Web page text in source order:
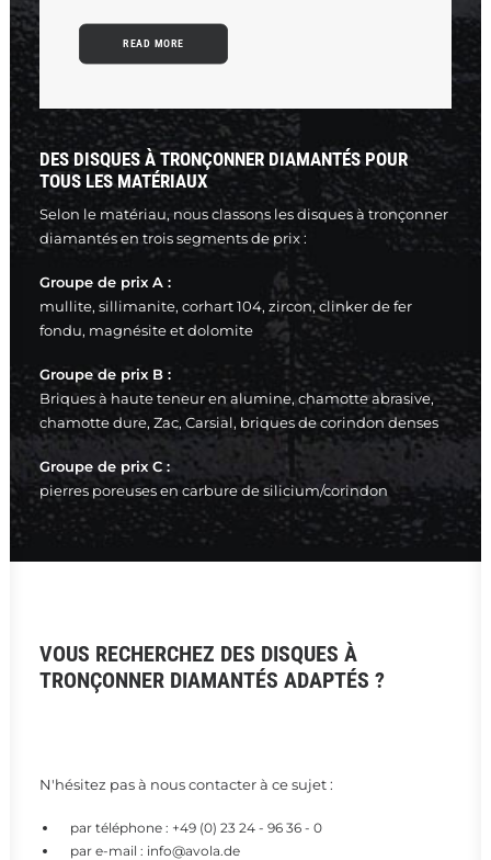
READ MORE
DES DISQUES À TRONÇONNER DIAMANTÉS POUR
TOUS LES MATÉRIAUX
Selon le matériau, nous classons les disques à tronçonner
diamantés en trois segments de prix :
Groupe de prix A :
mullite, sillimanite, corhart 104, zircon, clinker de fer
fondu, magnésite et dolomite
Groupe de prix B :
Briques à haute teneur en alumine, chamotte abrasive,
chamotte dure, Zac, Carsial, briques de corindon denses
Groupe de prix C :
pierres poreuses en carbure de silicium/corindon
VOUS RECHERCHEZ DES DISQUES À
TRONÇONNER DIAMANTÉS ADAPTÉS ?
N'hésitez pas à nous contacter à ce sujet :
par téléphone : +49 (0) 23 24 - 96 36 - 0
par e-mail : info@avola.de